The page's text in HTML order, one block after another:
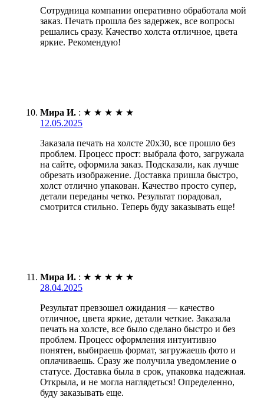
Сотрудница компании оперативно обработала мой
заказ. Печать прошла без задержек, все вопросы
решались сразу. Качество холста отличное, цвета
яркие. Рекомендую!
Мира И. : ★ ★ ★ ★ ★
12.05.2025
Заказала печать на холсте 20х30, все прошло без
проблем. Процесс прост: выбрала фото, загружала
на сайте, оформила заказ. Подсказали, как лучше
обрезать изображение. Доставка пришла быстро,
холст отлично упакован. Качество просто супер,
детали переданы четко. Результат порадовал,
смотрится стильно. Теперь буду заказывать еще!
Мира И. : ★ ★ ★ ★ ★
28.04.2025
Результат превзошел ожидания — качество
отличное, цвета яркие, детали четкие. Заказала
печать на холсте, все было сделано быстро и без
проблем. Процесс оформления интуитивно
понятен, выбираешь формат, загружаешь фото и
оплачиваешь. Сразу же получила уведомление о
статусе. Доставка была в срок, упаковка надежная.
Открыла, и не могла наглядеться! Определенно,
буду заказывать еще.